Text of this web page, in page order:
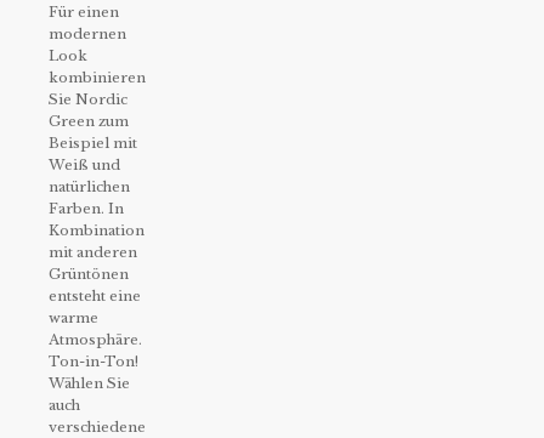
Für einen
modernen
Look
kombinieren
Sie Nordic
Green zum
Beispiel mit
Weiß und
natürlichen
Farben. In
Kombination
mit anderen
Grüntönen
entsteht eine
warme
Atmosphäre.
Ton-in-Ton!
Wählen Sie
auch
verschiedene